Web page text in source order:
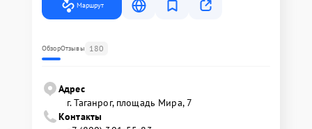
Маршрут
ОбзорОтзывы 180
Адрес
г. Таганрог, площадь Мира, 7
Контакты